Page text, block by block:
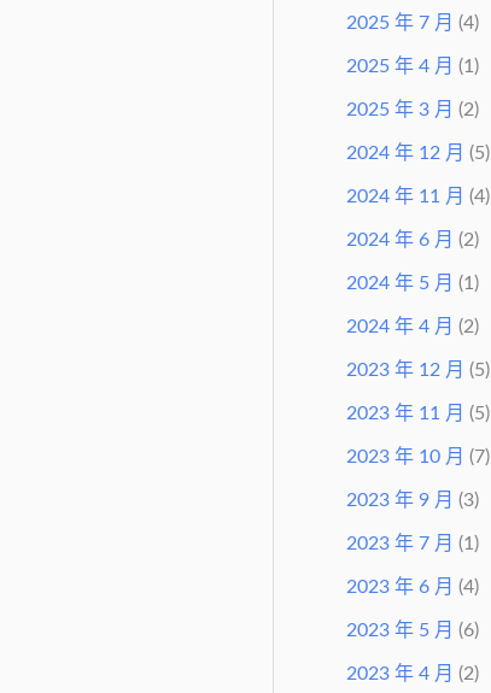
2025 年 7 月 (4)
2025 年 4 月 (1)
2025 年 3 月 (2)
2024 年 12 月 (5)
2024 年 11 月 (4)
2024 年 6 月 (2)
2024 年 5 月 (1)
2024 年 4 月 (2)
2023 年 12 月 (5)
2023 年 11 月 (5)
2023 年 10 月 (7)
2023 年 9 月 (3)
2023 年 7 月 (1)
2023 年 6 月 (4)
2023 年 5 月 (6)
2023 年 4 月 (2)